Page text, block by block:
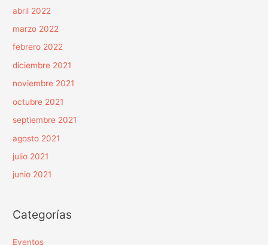
abril 2022
marzo 2022
febrero 2022
diciembre 2021
noviembre 2021
octubre 2021
septiembre 2021
agosto 2021
julio 2021
junio 2021
Categorías
Eventos